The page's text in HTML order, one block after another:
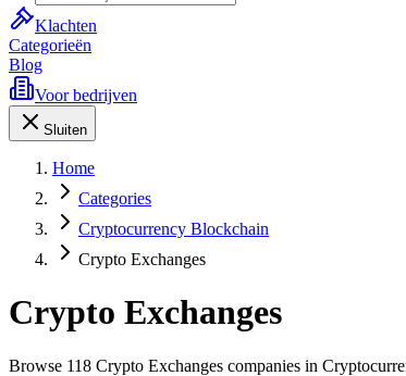
Klachten
Categorieën
Blog
Voor bedrijven
Sluiten
Home
Categories
Cryptocurrency Blockchain
Crypto Exchanges
Crypto Exchanges
Browse 118 Crypto Exchanges companies in